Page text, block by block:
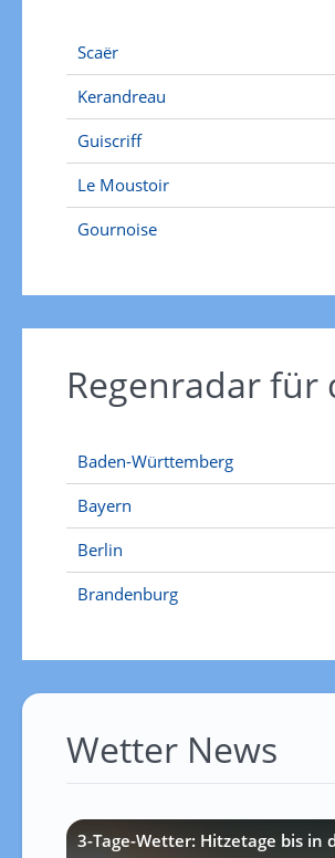
Scaër
Kerandreau
Guiscriff
Le Moustoir
Gournoise
Regenradar für
Baden-Württemberg
Bayern
Berlin
Brandenburg
Wetter News
3-Tage-Wetter: Hitzetage bis in